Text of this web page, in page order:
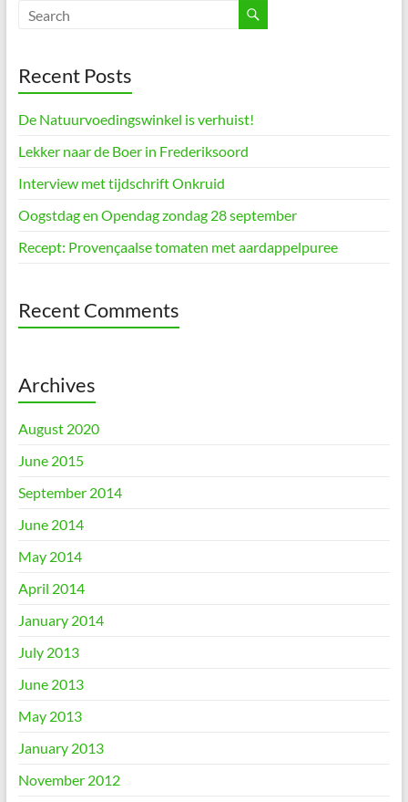
Recent Posts
De Natuurvoedingswinkel is verhuist!
Lekker naar de Boer in Frederiksoord
Interview met tijdschrift Onkruid
Oogstdag en Opendag zondag 28 september
Recept: Provençaalse tomaten met aardappelpuree
Recent Comments
Archives
August 2020
June 2015
September 2014
June 2014
May 2014
April 2014
January 2014
July 2013
June 2013
May 2013
January 2013
November 2012